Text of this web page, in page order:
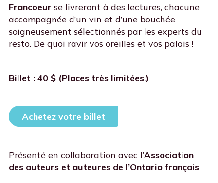
Francoeur se livreront à des lectures, chacune
accompagnée d’un vin et d’une bouchée
soigneusement sélectionnés par les experts du
resto. De quoi ravir vos oreilles et vos palais !
Billet : 40 $ (Places très limitées.)
Achetez votre billet
Présenté en collaboration avec l’Association
des auteurs et auteures de l’Ontario français